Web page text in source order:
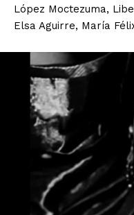
López Moctezuma,
Elsa Aguirre, María